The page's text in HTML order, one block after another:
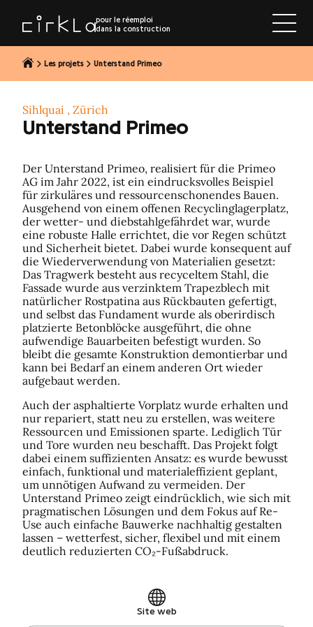
contenu
pour le réemploi
dans la construction
Les projets Unterstand Primeo
Sihlquai , Zürich
Unterstand Primeo
Der Unterstand Primeo, realisiert für die Primeo
AG im Jahr 2022, ist ein eindrucksvolles Beispiel
für zirkuläres und ressourcenschonendes Bauen.
Ausgehend von einem offenen Recyclinglagerplatz,
der wetter- und diebstahlgefährdet war, wurde
eine robuste Halle errichtet, die vor Regen schützt
und Sicherheit bietet. Dabei wurde konsequent auf
die Wiederverwendung von Materialien gesetzt:
Das Tragwerk besteht aus recyceltem Stahl, die
Fassade wurde aus verzinktem Trapezblech mit
natürlicher Rostpatina aus Rückbauten gefertigt,
und selbst das Fundament wurde als oberirdisch
platzierte Betonblöcke ausgeführt, die ohne
aufwendige Bauarbeiten befestigt wurden. So
bleibt die gesamte Konstruktion demontierbar und
kann bei Bedarf an einem anderen Ort wieder
aufgebaut werden.
Auch der asphaltierte Vorplatz wurde erhalten und
nur repariert, statt neu zu erstellen, was weitere
Ressourcen und Emissionen sparte. Lediglich Tür
und Tore wurden neu beschafft. Das Projekt folgt
dabei einem suffizienten Ansatz: es wurde bewusst
einfach, funktional und materialeffizient geplant,
um unnötigen Aufwand zu vermeiden. Der
Unterstand Primeo zeigt eindrücklich, wie sich mit
pragmatischen Lösungen und dem Fokus auf Re-
Use auch einfache Bauwerke nachhaltig gestalten
lassen – wetterfest, sicher, flexibel und mit einem
deutlich reduzierten CO₂-Fußabdruck.
Site web